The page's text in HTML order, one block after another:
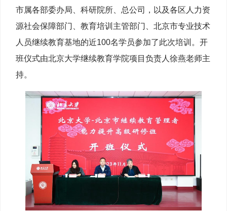
市属各部委办局、科研院所、总公司，以及各区人力资
源社会保障部门、教育培训主管部门、北京市专业技术
人员继续教育基地的近100名学员参加了此次培训。开
班仪式由北京大学继续教育学院项目负责人徐燕老师主
持。